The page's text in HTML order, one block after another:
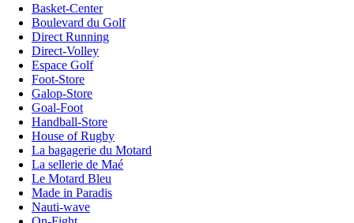
Basket-Center
Boulevard du Golf
Direct Running
Direct-Volley
Espace Golf
Foot-Store
Galop-Store
Goal-Foot
Handball-Store
House of Rugby
La bagagerie du Motard
La sellerie de Maé
Le Motard Bleu
Made in Paradis
Nauti-wave